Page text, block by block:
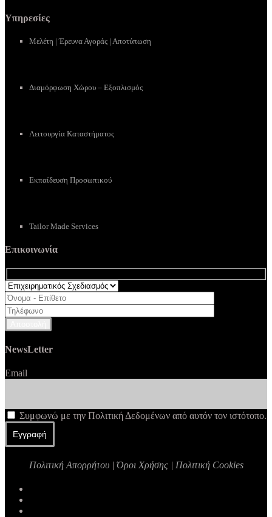
Υπηρεσίες
Μελέτη | Έρευνα Αγοράς | Αποτύπωση
Διαμόρφωση Χώρου – Εξοπλισμός
Λειτουργία Καταστήματος
Εκπαίδευση Προσωπικού
Tailor Made Services
Επικοινωνία
NewsLetter
Email
Συμφωνώ με την Πολιτική Δεδομένων από αυτόν τον ιστότοπο.
Πολιτική Απορρήτου| Όροι Χρήσης| Πολιτική Cookies